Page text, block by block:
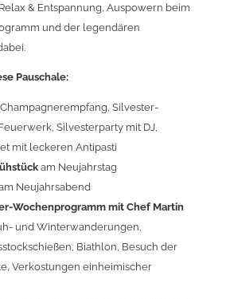
& Entspannung, Auspowern beim
und der legendären
Pauschale:
Champagnerempfang, Silvester-
Silvesterparty mit DJ,
mit leckeren Antipasti
am Neujahrstag
Neujahrsabend
Wochenprogramm mit Chef Martin
und Winterwanderungen,
Biathlon, Besuch der
Verkostungen einheimischer